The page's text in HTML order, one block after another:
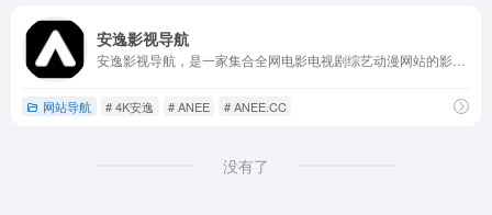
安逸影视导航
网站导航 # 4K安逸 # ANEE # ANEE.CC
没有了